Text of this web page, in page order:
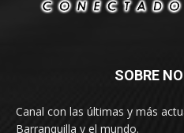
SOBRE
Canal con las últimas y más
Barranquilla y el mundo.